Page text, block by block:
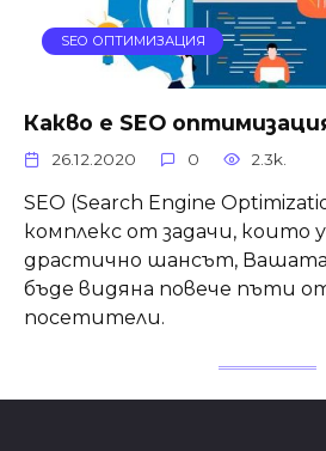
SEO ОПТИМИЗАЦИЯ
Какво е SEO
26.12.2020 0 2.3k.
SEО (Search Engine
комплекс от задачи, които
драстично шансът,
бъде видяна повече пъти
посетители.